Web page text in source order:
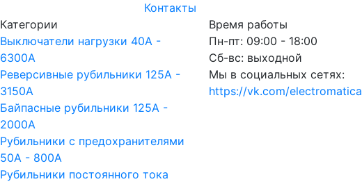
Контакты
Категории
Выключатели нагрузки 40A -
6300A
Реверсивные рубильники 125A -
3150A
Байпасные рубильники 125A -
2000A
Рубильники с предохранителями
50A - 800A
Рубильники постоянного тока
Время работы
Пн-пт: 09:00 - 18:00
Cб-вс: выходной
Мы в социальных сетях:
https://vk.com/electromatica